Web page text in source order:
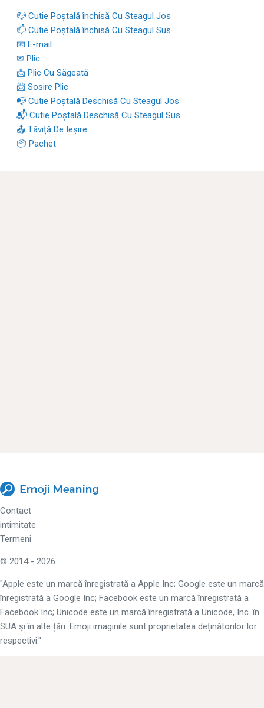
📪 Cutie Poștală închisă Cu Steagul Jos
📫 Cutie Poștală închisă Cu Steagul Sus
📧 E-mail
✉ Plic
📩 Plic Cu Săgeată
📨 Sosire Plic
📭 Cutie Poștală Deschisă Cu Steagul Jos
📬 Cutie Poștală Deschisă Cu Steagul Sus
📤 Tăviță De Ieșire
📦 Pachet
Contact
intimitate
Termeni
© 2014 - 2026
"Apple este un marcă înregistrată a Apple Inc; Google este un marcă
înregistrată a Google Inc; Facebook este un marcă înregistrată a
Facebook Inc; Unicode este un marcă înregistrată a Unicode, Inc. în
SUA și în alte țări. Emoji imaginile sunt proprietatea deținătorilor lor
respectivi."